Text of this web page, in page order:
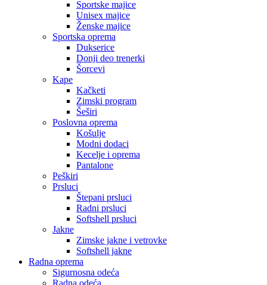
Sportske majice
Unisex majice
Ženske majice
Sportska oprema
Dukserice
Donji deo trenerki
Šorcevi
Kape
Kačketi
Zimski program
Šeširi
Poslovna oprema
Košulje
Modni dodaci
Kecelje i oprema
Pantalone
Peškiri
Prsluci
Štepani prsluci
Radni prsluci
Softshell prsluci
Jakne
Zimske jakne i vetrovke
Softshell jakne
Radna oprema
Sigurnosna odeća